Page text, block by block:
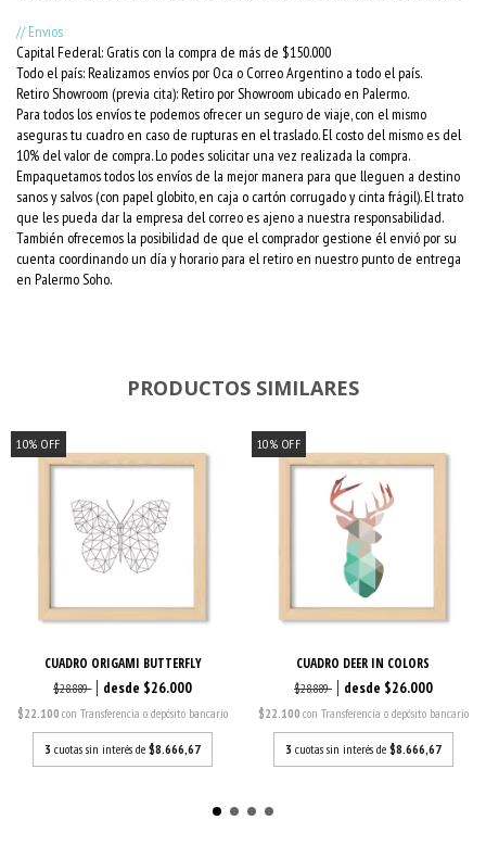
// Envios
Capital Federal: Gratis con la compra de más de $150.000
Todo el país: Realizamos envíos por Oca o Correo Argentino a todo el país.
Retiro Showroom (previa cita): Retiro por Showroom ubicado en Palermo.
Para todos los envíos te podemos ofrecer un seguro de viaje, con el mismo
aseguras tu cuadro en caso de rupturas en el traslado. El costo del mismo es del
10% del valor de compra. Lo podes solicitar una vez realizada la compra.
Empaquetamos todos los envíos de la mejor manera para que lleguen a destino
sanos y salvos (con papel globito, en caja o cartón corrugado y cinta frágil). El trato
que les pueda dar la empresa del correo es ajeno a nuestra responsabilidad.
También ofrecemos la posibilidad de que el comprador gestione él envió por su
cuenta coordinando un día y horario para el retiro en nuestro punto de entrega
en Palermo Soho.
PRODUCTOS SIMILARES
10% OFF
CUADRO ORIGAMI BUTTERFLY
$28.889 $26.000
$22.100con Transferencia o depósito bancario
3 cuotas sin interés de$8.666,67
10% OFF
CUADRO DEER IN COLORS
$28.889 $26.000
$22.100 con Transferencia o depósito bancario
3 cuotas sin interés de $8.666,67